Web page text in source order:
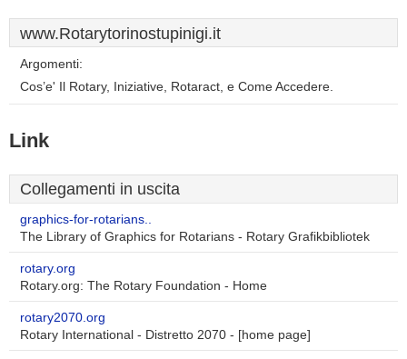
www.Rotarytorinostupinigi.it
Argomenti:
Cos’e' Il Rotary, Iniziative, Rotaract, e Come Accedere.
Link
Collegamenti in uscita
graphics-for-rotarians..
The Library of Graphics for Rotarians - Rotary Grafikbibliotek
rotary.org
Rotary.org: The Rotary Foundation - Home
rotary2070.org
Rotary International - Distretto 2070 - [home page]